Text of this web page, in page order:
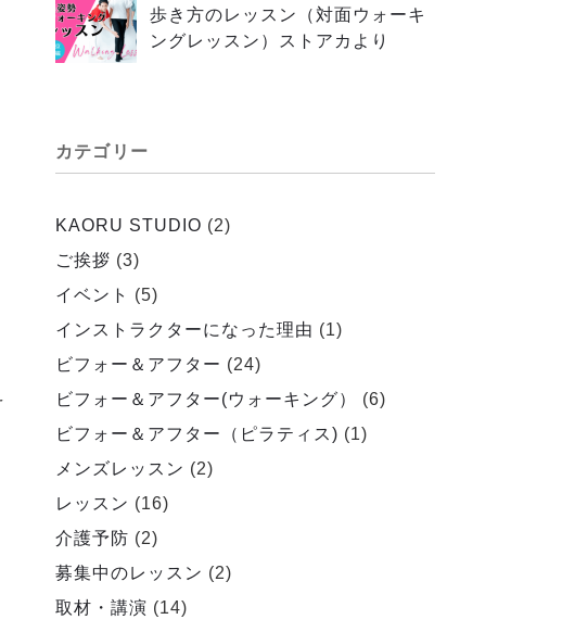
歩き方のレッスン（対面ウォーキ
ングレッスン）ストアカより
カテゴリー
KAORU STUDIO (2)
ご挨拶 (3)
イベント
(5)
インストラクターになった理由 (1)
ビフォー＆アフター (24)
ビフォー＆アフター(ウォーキング）
(6)
ビフォー＆アフター（ピラティス) (1)
メンズレッスン (2)
レッスン (16)
介護予防 (2)
募集中のレッスン (2)
取材・講演 (14)